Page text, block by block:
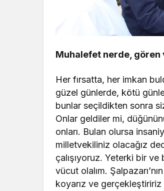
Muhalefet nerde, gören
Her fırsatta, her imkan
güzel günlerde, kötü
bunlar seçildikten sonra
Onlar geldiler mi,
onları. Bulan olursa
milletvekiliniz olacağız
çalışıyoruz. Yeterki bir
vücut olalım.
koyarız ve gerçekleştiririz